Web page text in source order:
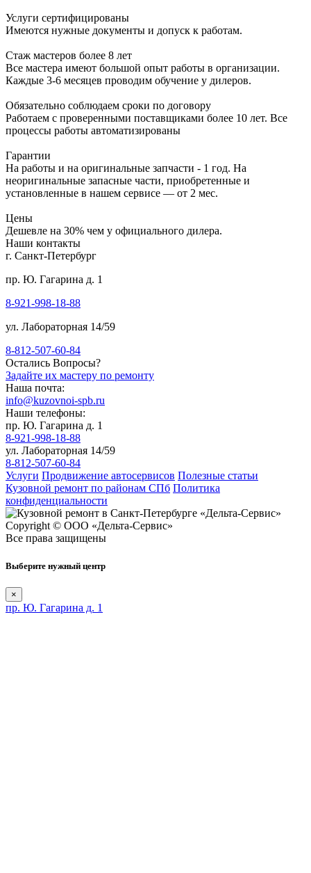
Услуги сертифицированы
Имеются нужные документы и допуск к работам.
Стаж мастеров более 8 лет
Все мастера имеют большой опыт работы в организации.
Каждые 3-6 месяцев проводим обучение у дилеров.
Обязательно соблюдаем сроки по договору
Работаем с проверенными поставщиками более 10 лет. Все
процессы работы автоматизированы
Гарантии
На работы и на оригинальные запчасти - 1 год. На
неоригинальные запасные части, приобретенные и
установленные в нашем сервисе — от 2 мес.
Цены
Дешевле на 30% чем у официального дилера.
Наши контакты
г. Санкт-Петербург
пр. Ю. Гагарина д. 1
8-921-998-18-88
ул. Лабораторная 14/59
8-812-507-60-84
Остались Вопросы?
Задайте их мастеру по ремонту
Наша почта:
info@kuzovnoi-spb.ru
Наши телефоны:
пр. Ю. Гагарина д. 1
8-921-998-18-88
ул. Лабораторная 14/59
8-812-507-60-84
Услуги Продвижение автосервисов Полезные статьи
Кузовной ремонт по районам СПб Политика
конфиденциальности
Copyright © ООО «Дельта-Сервис»
Все права защищены
Выберите нужный центр
×
пр. Ю. Гагарина д. 1